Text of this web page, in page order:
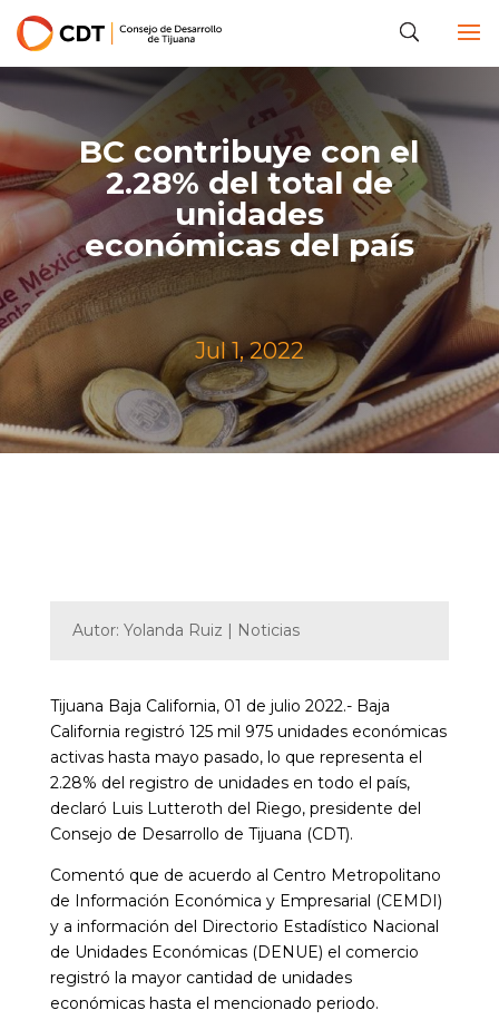
BC contribuye con el
2.28% del total de
unidades
económicas del país
Jul 1, 2022
Autor: Yolanda Ruiz | Noticias
Tijuana Baja California, 01 de julio 2022.- Baja
California registró 125 mil 975 unidades económicas
activas hasta mayo pasado, lo que representa el
2.28% del registro de unidades en todo el país,
declaró Luis Lutteroth del Riego, presidente del
Consejo de Desarrollo de Tijuana (CDT).
Comentó que de acuerdo al Centro Metropolitano
de Información Económica y Empresarial (CEMDI)
y a información del Directorio Estadístico Nacional
de Unidades Económicas (DENUE) el comercio
registró la mayor cantidad de unidades
económicas hasta el mencionado periodo.